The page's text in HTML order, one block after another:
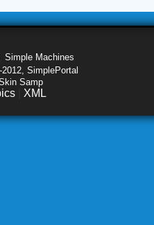
Simple Machines
SimplePortal
Samp
XML